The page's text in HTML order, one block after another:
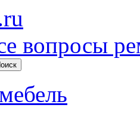
вопросы